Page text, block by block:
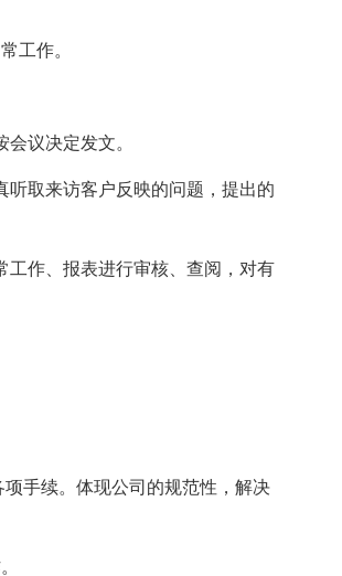
工作。
议决定发文。
听取来访客户反映的问题，提出的
工作、报表进行审核、查阅，对有
项手续。体现公司的规范性，解决